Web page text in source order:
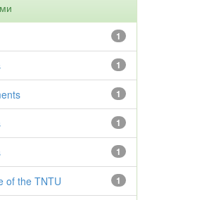
1
1
1
1
1
1
of the TNTU